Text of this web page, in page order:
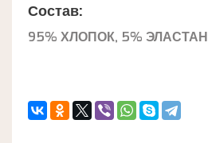
Состав:
95% ХЛОПОК, 5% ЭЛАСТАН